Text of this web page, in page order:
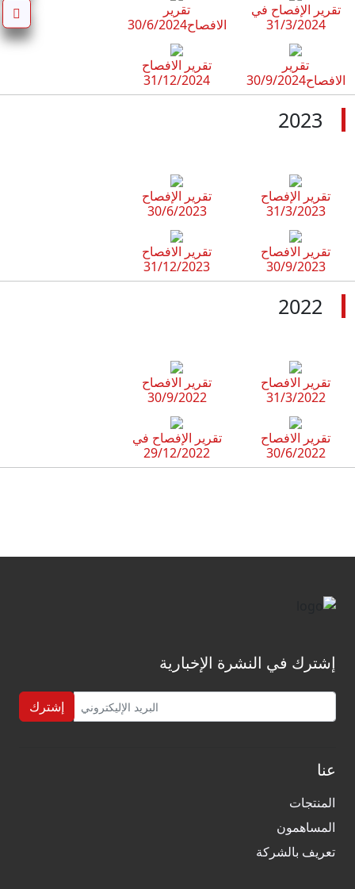
تقرير الإفصاح في
31/3/2024
تقرير
الافصاح30/6/2024
تقرير
الافصاح30/9/2024
تقرير الافصاح
31/12/2024
2023
تقرير الإفصاح
31/3/2023
تقرير الإفصاح
30/6/2023
تقرير الافصاح
30/9/2023
تقرير الافصاح
31/12/2023
2022
تقرير الافصاح
31/3/2022
تقرير الافصاح
30/9/2022
تقرير الافصاح
30/6/2022
تقرير الإفصاح في
29/12/2022
إشترك في النشرة الإخبارية
إشترك
عنا
المنتجات
المساهمون
تعريف بالشركة